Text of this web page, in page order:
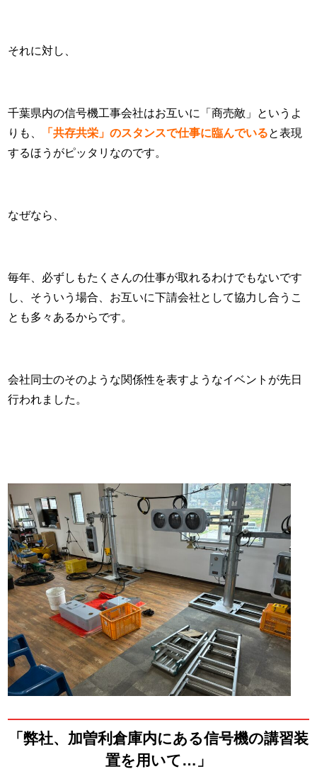
それに対し、
千葉県内の信号機工事会社はお互いに「商売敵」というよ
りも、
「共存共栄」のスタンスで仕事に臨んでいると表現
するほうがピッタリなのです。
なぜなら、
毎年、必ずしもたくさんの仕事が取れるわけでもないです
し、そういう場合、お互いに下請会社として協力し合うこ
とも多々あるからです。
会社同士のそのような関係性を表すようなイベントが先日
行われました。
「弊社、加曽利倉庫内にある信号機の講習装
置を用いて…」